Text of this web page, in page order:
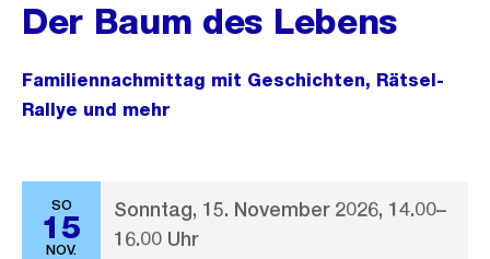
Der Baum des Lebens
Familiennachmittag mit Geschichten, Rätsel-
Rallye und mehr
SO
15
NOV.
Sonntag, 15. November 2026, 14.00–
16.00 Uhr